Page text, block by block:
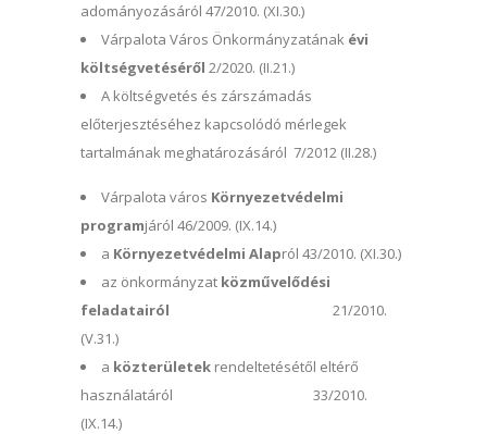
adományozásáról 47/2010. (XI.30.)
Várpalota Város Önkormányzatának évi
költségvetéséről 2/2020. (II.21.)
A költségvetés és zárszámadás
előterjesztéséhez kapcsolódó mérlegek
tartalmának meghatározásáról 7/2012 (II.28.)
Várpalota város Környezetvédelmi
programjáról 46/2009. (IX.14.)
a Környezetvédelmi Alapról 43/2010. (XI.30.)
az önkormányzat közművelődési
feladatairól
21/2010.
(V.31.)
a közterületek rendeltetésétől eltérő
használatáról 33/2010.
(IX.14.)